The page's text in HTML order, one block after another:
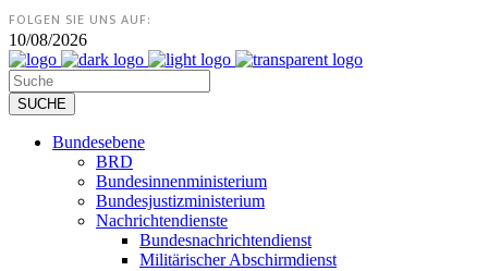
FOLGEN SIE UNS AUF:
10/08/2026
Bundesebene
BRD
Bundesinnenministerium
Bundesjustizministerium
Nachrichtendienste
Bundesnachrichtendienst
Militärischer Abschirmdienst